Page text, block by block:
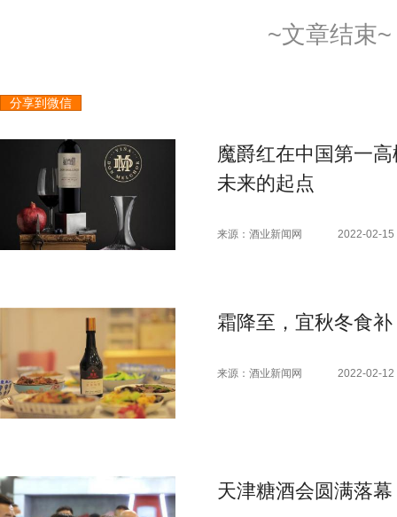
~文章结束~
分享到微信
魔爵红在中国第一
未来的起点
来源：酒业新闻网 2022-02-15
霜降至，宜秋冬食
来源：酒业新闻网 2022-02-12
天津糖酒会圆满落